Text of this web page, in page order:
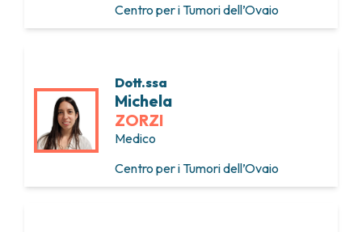
Centro per i Tumori dell’Ovaio
Dott.ssa
Michela
ZORZI
Medico
Centro per i Tumori dell’Ovaio